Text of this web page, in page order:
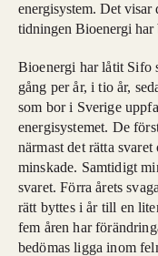
energisystem. Det
tidningen Bioenergi har
Bioenergi har låtit Sifo
gång per år, i tio år,
som bor i Sverige
energisystemet. De
närmast det rätta
minskade. Samtidigt
svaret. Förra årets
rätt byttes i år till en
fem åren har
bedömas ligga inom